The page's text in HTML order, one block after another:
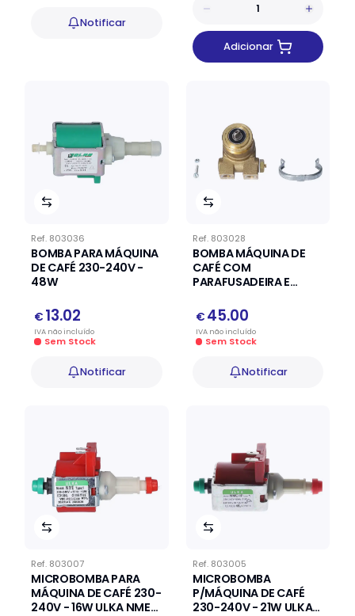
Notificar
Adicionar
Ref. 803036
BOMBA PARA MÁQUINA
DE CAFÉ 230-240V -
48W
€ 13.02
IVA nãoincluído
Sem Stock
Notificar
Ref. 803028
BOMBA MÁQUINA DE
CAFÉ COM
PARAFUSADEIRA E
€ 45.00
IVA nãoincluído
Sem Stock
Notificar
Ref. 803007
MICROBOMBA PARA
MÁQUINA DE CAFÉ 230-
240V - 16W ULKA NME
Ref. 803005
MICROBOMBA
P/MÁQUINA DE CAFÉ
230-240V - 21W ULKA